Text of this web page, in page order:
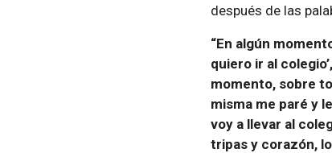
después de las
“En algún
quiero ir al
momento, sobre
misma me paré y
voy a llevar al
tripas y corazón,